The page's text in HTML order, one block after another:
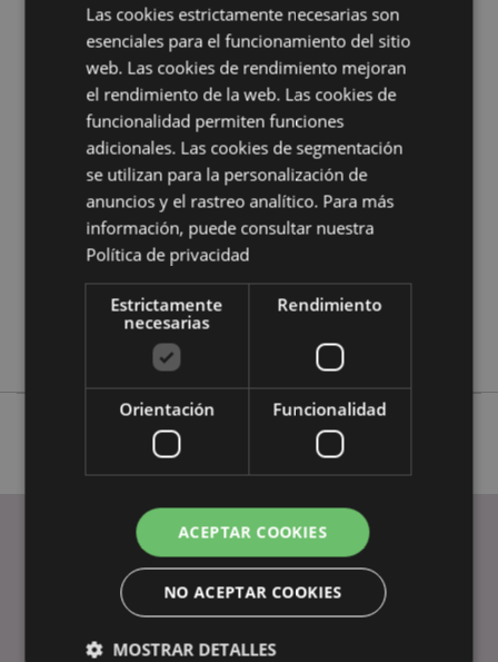
de Puckator?Encuentra todo lo que necesitas saber
en laguía de compra del cliente.
Características del Producto
Información
Altura 14cm ancho 21cm Profundidad 14cm
diámetro 3.7cm
5055071665196
12
1.118000
No
No
ENLACES ÚTILES
Preguntas Frecuentes
Entregas y Envíos
Las cookies estrictamente necesarias son
esenciales para el funcionamiento del sitio
web. Las cookies de rendimiento mejoran
el rendimiento de la web. Las cookies de
funcionalidad permiten funciones
adicionales. Las cookies de segmentación
se utilizan para la personalización de
anuncios y el rastreo analítico. Para más
información, puede consultar nuestra
Política de privacidad
Estrictamente
necesarias
Rendimiento
Orientación Funcionalidad
ACEPTAR COOKIES
NO ACEPTAR COOKIES
MOSTRAR DETALLES